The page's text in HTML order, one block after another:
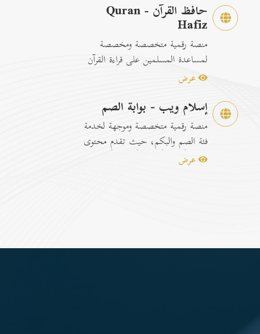
حافظ القرآن - Quran
Hafiz
منصة رقمية متخصصة ومخصصة
لمساعدة المسلمين على قراءة القرآن
الكريم وتسهيل عمليات الحفظ
عرض
إسلام ويب - بوابة الصم
منصة رقمية متخصصة وموجهة لخدمة
فئة الصم والبكم، حيث تقدم محتوى
إسلامياً وتوعوياً تفاعلياً مترجماً با...
عرض